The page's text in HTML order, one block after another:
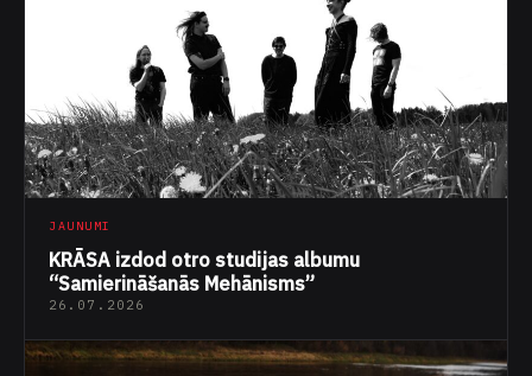
JAUNUMI
KRĀSA izdod otro studijas albumu
“Samierināšanās Mehānisms”
26.07.2026